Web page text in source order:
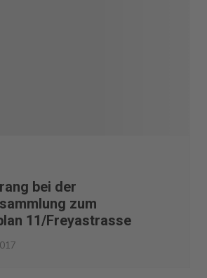
bei der
zum
11/Freyastrasse